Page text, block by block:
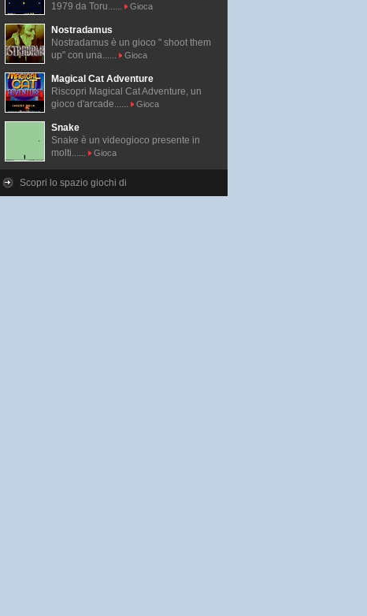
1979 da Toru......
Gioca
Nostradamus
Nostradamus è un gioco " shoot them
up" con una......
Gioca
Magical Cat Adventure
Riscopri Magical Cat Adventure, un
gioco d'arcade......
Gioca
Snake
Snake è un videogioco presente in
molti......
Gioca
Scopri lo spazio giochi di